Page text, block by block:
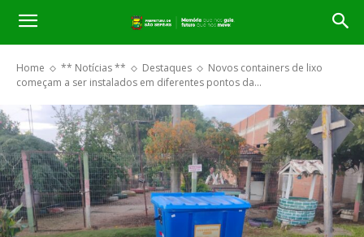
Home ** Notícias ** Destaques
Novos containers de lixo
começam a ser instalados em diferentes pontos da...